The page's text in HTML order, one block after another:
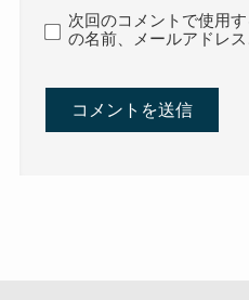
次回のコメントで使用
の名前、メールアドレス